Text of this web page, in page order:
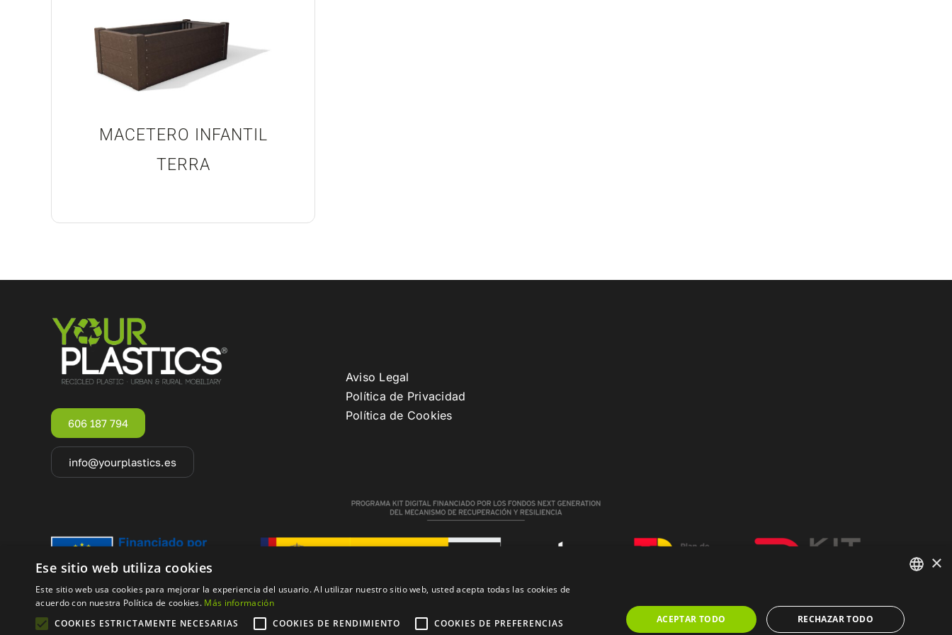
MACETERO INFANTIL
TERRA
606 187 794
info@yourplastics.es
Aviso Legal
Política de Privacidad
Política de Cookies
CATALAN
×
Ese sitio web utiliza cookies
Este sitio web usa cookies para mejorar la experiencia del usuario. Al utilizar nuestro sitio web, usted acepta todas las cookies de
acuerdo con nuestra Política de cookies. Más información
COOKIES ESTRICTAMENTE NECESARIAS
COOKIES DE RENDIMIENTO COOKIES DE PREFERENCIAS ACEPTAR TODO RECHAZAR TODO